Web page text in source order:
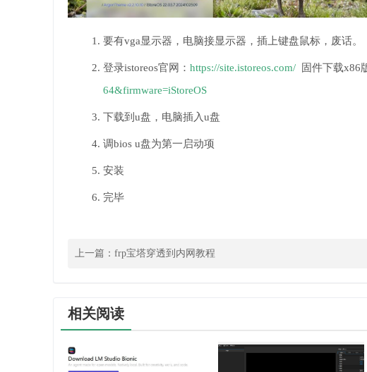
要有vga显示器，电脑接显示器，插上键盘鼠标，废话。
登录istoreos官网： https://site.istoreos.com/固件下载x86
64&firmware=iStoreOS
下载到u盘，电脑插入u盘
调bios u盘为第一启动项
安装
完毕
上一篇： frp宝塔穿透到内网教程
相关阅读